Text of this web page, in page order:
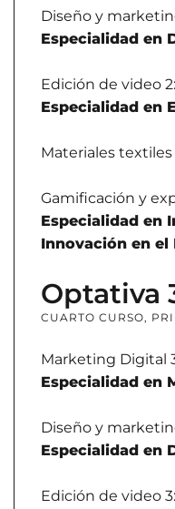
Diseño y
Especialidad en
Edición de video
Especialidad en
Materiales
Gamificación y
Especialidad en
Innovación en el
Optativa
CUARTO CURSO,
Marketing Digital
Especialidad en
Diseño y
Especialidad en
Edición de video